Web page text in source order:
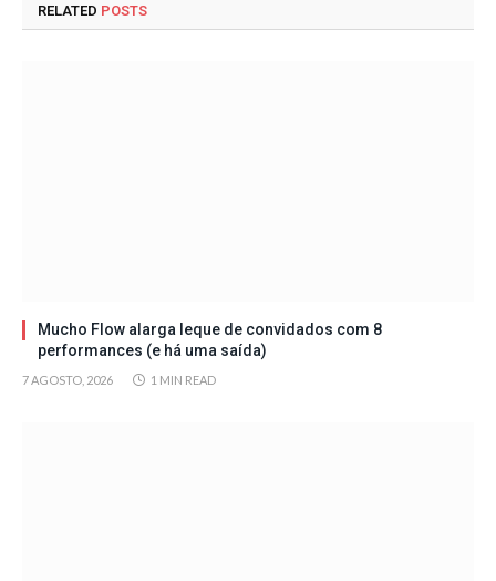
RELATED POSTS
Mucho Flow alarga leque de convidados com 8
performances (e há uma saída)
7 AGOSTO, 2026 1 MIN READ